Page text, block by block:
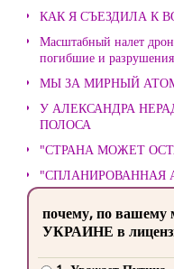
КАК Я СЪЕЗДИЛА К
Масштабный налет
погибшие и разрушения
МЫ ЗА МИРНЫЙ
У АЛЕКСАНДРА
ПОЛОСА
"СТРАНА МОЖЕТ
"СПЛАНИРОВАННАЯ
почему, по вашему
УКРАИНЕ в